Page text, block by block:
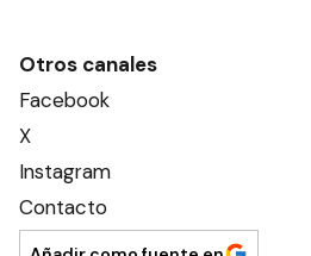
Otros canales
Facebook
X
Instagram
Contacto